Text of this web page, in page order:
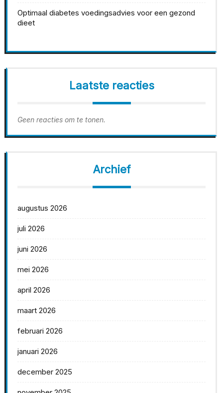
Optimaal diabetes voedingsadvies voor een gezond
dieet
Laatste reacties
Geen reacties om te tonen.
Archief
augustus 2026
juli 2026
juni 2026
mei 2026
april 2026
maart 2026
februari 2026
januari 2026
december 2025